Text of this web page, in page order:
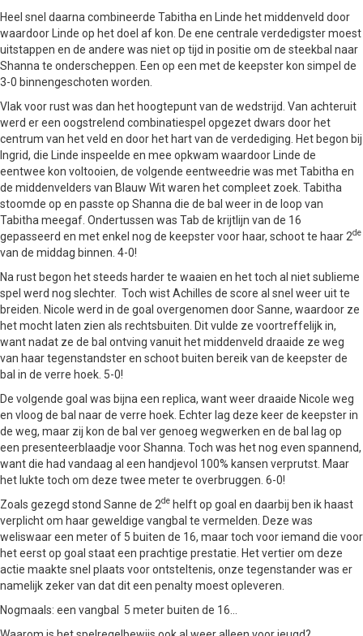
Heel snel daarna combineerde Tabitha en Linde het middenveld door
waardoor Linde op het doel af kon. De ene centrale verdedigster moest
uitstappen en de andere was niet op tijd in positie om de steekbal naar
Shanna te onderscheppen. Een op een met de keepster kon simpel de
3-0 binnengeschoten worden.
Vlak voor rust was dan het hoogtepunt van de wedstrijd. Van achteruit
werd er een oogstrelend combinatiespel opgezet dwars door het
centrum van het veld en door het hart van de verdediging. Het begon bij
Ingrid, die Linde inspeelde en mee opkwam waardoor Linde de
eentwee kon voltooien, de volgende eentweedrie was met Tabitha en
de middenvelders van Blauw Wit waren het compleet zoek. Tabitha
stoomde op en passte op Shanna die de bal weer in de loop van
Tabitha meegaf. Ondertussen was Tab de krijtlijn van de 16
gepasseerd en met enkel nog de keepster voor haar, schoot te haar 2de
van de middag binnen. 4-0!
Na rust begon het steeds harder te waaien en het toch al niet sublieme
spel werd nog slechter. Toch wist Achilles de score al snel weer uit te
breiden. Nicole werd in de goal overgenomen door Sanne, waardoor ze
het mocht laten zien als rechtsbuiten. Dit vulde ze voortreffelijk in,
want nadat ze de bal ontving vanuit het middenveld draaide ze weg
van haar tegenstandster en schoot buiten bereik van de keepster de
bal in de verre hoek. 5-0!
De volgende goal was bijna een replica, want weer draaide Nicole weg
en vloog de bal naar de verre hoek. Echter lag deze keer de keepster in
de weg, maar zij kon de bal ver genoeg wegwerken en de bal lag op
een presenteerblaadje voor Shanna. Toch was het nog even spannend,
want die had vandaag al een handjevol 100% kansen verprutst. Maar
het lukte toch om deze twee meter te overbruggen. 6-0!
Zoals gezegd stond Sanne de 2de helft op goal en daarbij ben ik haast
verplicht om haar geweldige vangbal te vermelden. Deze was
weliswaar een meter of 5 buiten de 16, maar toch voor iemand die voor
het eerst op goal staat een prachtige prestatie. Het vertier om deze
actie maakte snel plaats voor ontsteltenis, onze tegenstander was er
namelijk zeker van dat dit een penalty moest opleveren.
Nogmaals: een vangbal 5 meter buiten de 16…